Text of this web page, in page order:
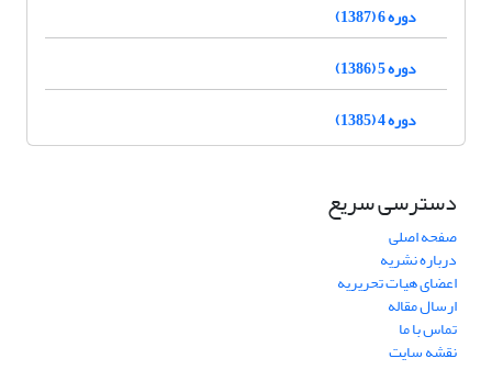
دوره 6 (1387)
دوره 5 (1386)
دوره 4 (1385)
دسترسی سریع
صفحه اصلی
درباره نشریه
اعضای هیات تحریریه
ارسال مقاله
تماس با ما
نقشه سایت